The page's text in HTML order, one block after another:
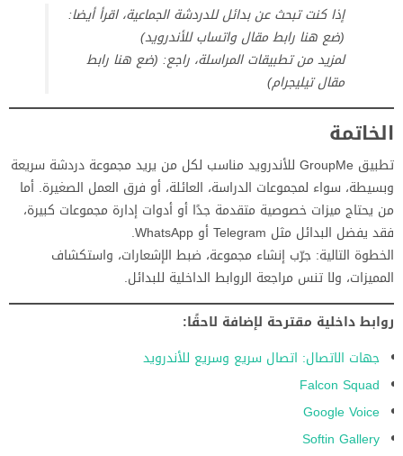
إذا كنت تبحث عن بدائل للدردشة الجماعية، اقرأ أيضا:
(ضع هنا رابط مقال واتساب للأندرويد)
لمزيد من تطبيقات المراسلة، راجع: (ضع هنا رابط
مقال تيليجرام)
الخاتمة
تطبيق GroupMe للأندرويد مناسب لكل من يريد مجموعة دردشة سريعة
وبسيطة، سواء لمجموعات الدراسة، العائلة، أو فرق العمل الصغيرة. أما
من يحتاج ميزات خصوصية متقدمة جدًا أو أدوات إدارة مجموعات كبيرة،
فقد يفضل البدائل مثل Telegram أو WhatsApp.
الخطوة التالية: جرّب إنشاء مجموعة، ضبط الإشعارات، واستكشاف
المميزات، ولا تنس مراجعة الروابط الداخلية للبدائل.
روابط داخلية مقترحة لإضافة لاحقًا:
جهات الاتصال: اتصال سريع وسريع للأندرويد
Falcon Squad
Google Voice
Softin Gallery